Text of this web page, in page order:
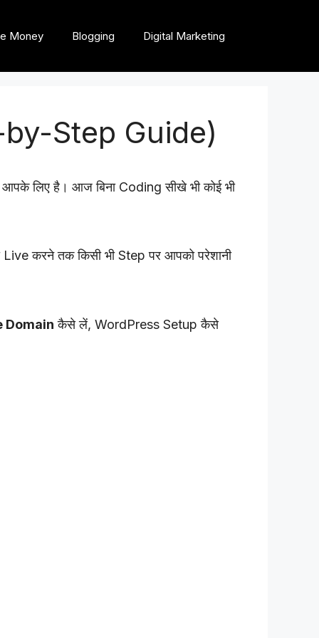
Money Blogging Digital Marketing
Step Guide)
लिए है। आज बिना Coding सीखे भी कोई भी
करने तक किसी भी Step पर आपको परेशानी
Domain कैसे लें, WordPress Setup कैसे